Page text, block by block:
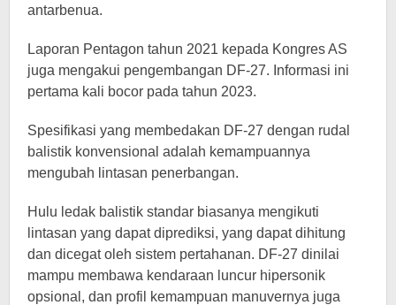
antarbenua.
Laporan Pentagon tahun 2021 kepada Kongres AS
juga mengakui pengembangan DF-27. Informasi ini
pertama kali bocor pada tahun 2023.
Spesifikasi yang membedakan DF-27 dengan rudal
balistik konvensional adalah kemampuannya
mengubah lintasan penerbangan.
Hulu ledak balistik standar biasanya mengikuti
lintasan yang dapat diprediksi, yang dapat dihitung
dan dicegat oleh sistem pertahanan. DF-27 dinilai
mampu membawa kendaraan luncur hipersonik
opsional, dan profil kemampuan manuvernya juga